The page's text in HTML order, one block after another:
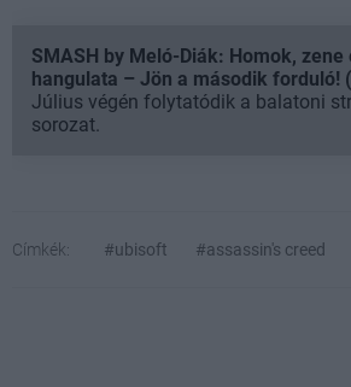
SMASH by Meló-Diák: Homok,
hangulata – Jön a második forduló!
Július végén folytatódik a balatoni
sorozat.
Címkék: #ubisoft #assassin's creed